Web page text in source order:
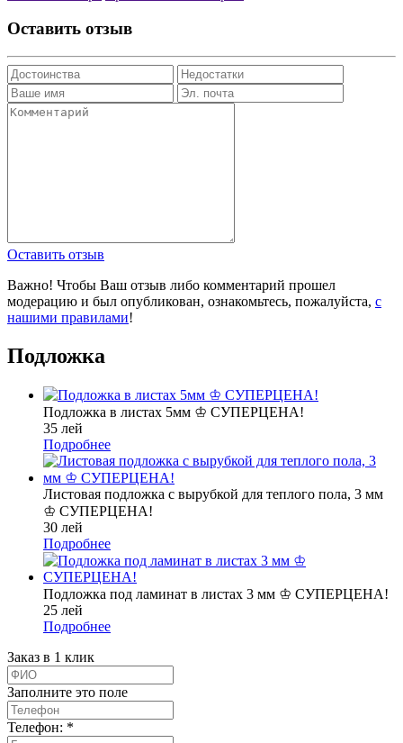
Оставить отзыв
Оставить отзыв
Важно! Чтобы Ваш отзыв либо комментарий прошел
модерацию и был опубликован, ознакомьтесь, пожалуйста, с
нашими правилами!
Подложка
Подложка в листах 5мм ♔ СУПЕРЦЕНА!
35 лей
Подробнее
Листовая подложка с вырубкой для теплого пола, 3 мм
♔ СУПЕРЦЕНА!
30 лей
Подробнее
Подложка под ламинат в листах 3 мм ♔ СУПЕРЦЕНА!
25 лей
Подробнее
Заказ в 1 клик
Заполните это поле
Телефон: *